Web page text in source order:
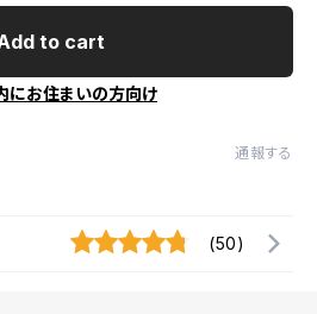
to cart
にお住まいの方向け
通報する
(50)